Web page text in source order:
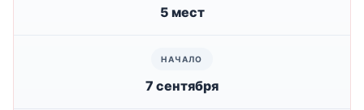
5 мест
7 сентября